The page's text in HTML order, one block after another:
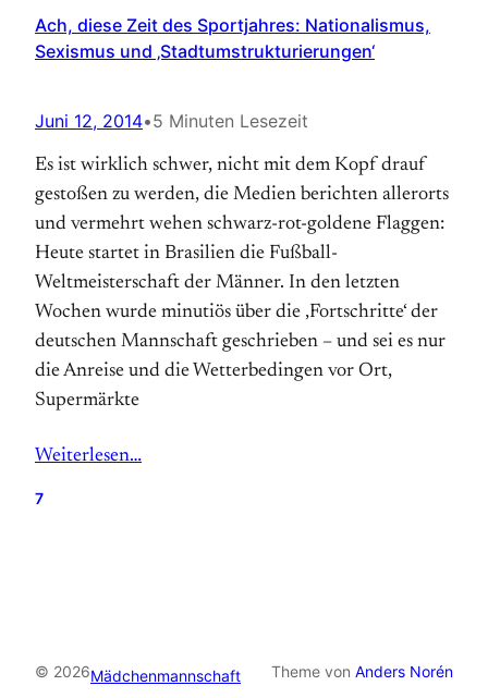
Ach, diese Zeit des Sportjahres: Nationalismus,
Sexismus und ‚Stadtumstrukturierungen‘
Juni 12, 2014•5 Minuten Lesezeit
Es ist wirklich schwer, nicht mit dem Kopf drauf
gestoßen zu werden, die Medien berichten allerorts
und vermehrt wehen schwarz-rot-goldene Flaggen:
Heute startet in Brasilien die Fußball-
Weltmeisterschaft der Männer. In den letzten
Wochen wurde minutiös über die ‚Fortschritte‘ der
deutschen Mannschaft geschrieben – und sei es nur
die Anreise und die Wetterbedingen vor Ort,
Supermärkte
Weiterlesen…
7
© 2026Mädchenmannschaft Theme von Anders Norén